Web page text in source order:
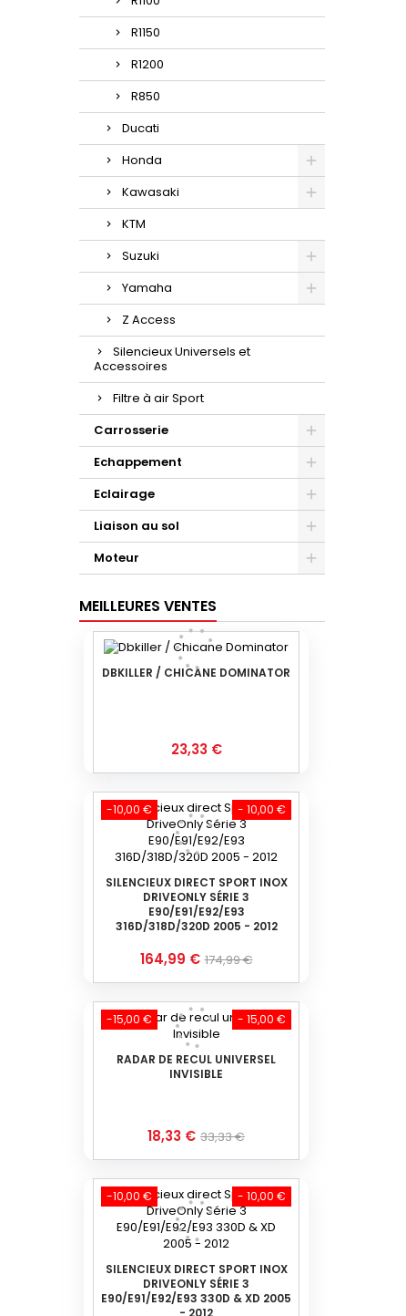
R1150
R1200
R850
Ducati
Honda
Kawasaki
KTM
Suzuki
Yamaha
Z Access
Silencieux Universels et
Accessoires
Filtre à air Sport
Carrosserie
Echappement
Eclairage
Liaison au sol
Moteur
MEILLEURES VENTES
DBKILLER / CHICANE DOMINATOR
Prix
23,33 €
- 10,00 €
-10,00 €
SILENCIEUX DIRECT SPORT INOX
DRIVEONLY SÉRIE 3
E90/E91/E92/E93
316D/318D/320D 2005 - 2012
Prix
164,99 € Prix
de
base
174,99 €
- 15,00 €
-15,00 €
RADAR DE RECUL UNIVERSEL
INVISIBLE
Prix
18,33 € Prix
de
base
33,33 €
- 10,00 €
-10,00 €
SILENCIEUX DIRECT SPORT INOX
DRIVEONLY SÉRIE 3
E90/E91/E92/E93 330D & XD 2005